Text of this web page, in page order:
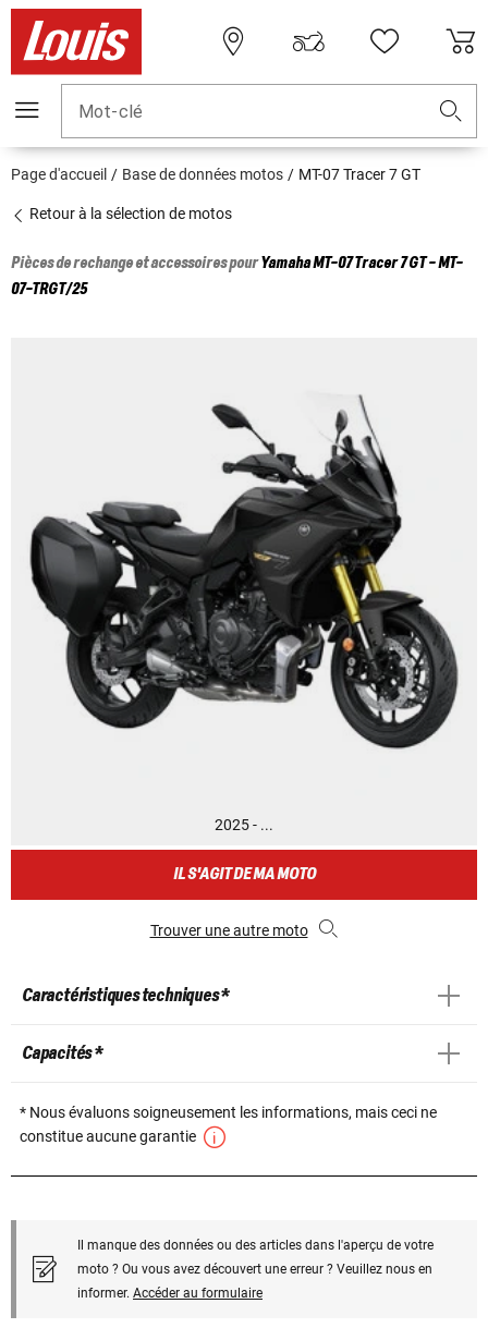
Mot-clé
Page d'accueil Base de données motos MT-07 Tracer 7 GT
Retour à la sélection de motos
Pièces de rechange et accessoires pourYamahaMT-07 Tracer 7 GT - MT-
07-TRGT/25
2025 - ...
IL S'AGIT DE MA MOTO
Trouver une autre moto
Caractéristiques techniques *
Capacités *
* Nous évaluons soigneusement les informations, mais ceci ne
constitue aucune garantie
Il manque des données ou des articles dans l'aperçu de votre
moto ? Ou vous avez découvert une erreur ? Veuillez nous en
informer. Accéder au formulaire